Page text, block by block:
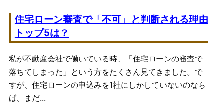
住宅ローン審査で「不可」と判断される理由
トップ5は？
私が不動産会社で働いている時、「住宅ローンの審査で
落ちてしまった」という方をたくさん見てきました。で
すが、住宅ローンの申込みを1社にしかしていないのなら
ば、まだ...